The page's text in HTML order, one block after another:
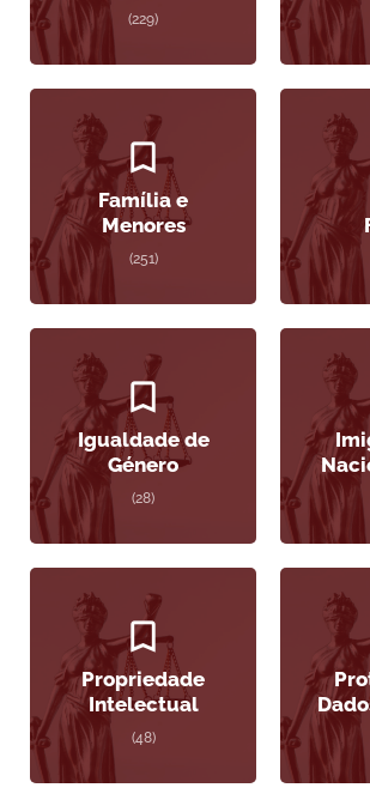
(229)
Família e
Menores
(251)
Igualdade de
Género
(28)
Propriedade
Intelectual
(48)